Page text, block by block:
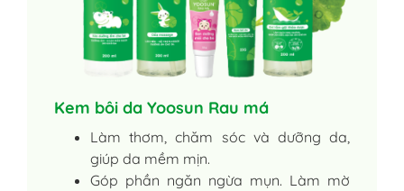
Kem bôi da Yoosun Rau má
Làm thơm, chăm sóc và dưỡng da,
giúp da mềm mịn.
Góp phần ngăn ngừa mụn. Làm mờ